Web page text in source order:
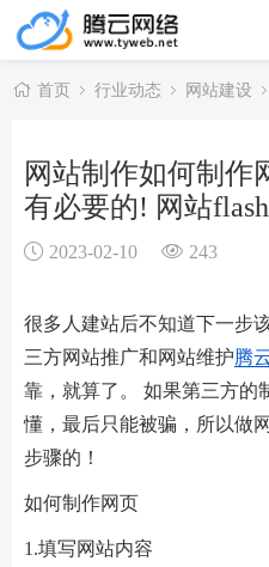
首页 行业动态 网站建设
网站制作如何制作
有必要的! 网站
2023-02-10 243
很多人建站后不知道下一步
三方网站推广和网站维护 腾
靠，就算了。 如果第三方的
懂，最后只能被骗，所以做
步骤的！
如何制作网页
1.填写网站内容